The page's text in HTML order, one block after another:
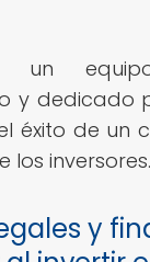
un
y dedicado
éxito de un
los inversores.
y